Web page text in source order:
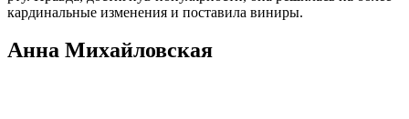
кардинальные изменения и поставила виниры.
Анна Михайловская